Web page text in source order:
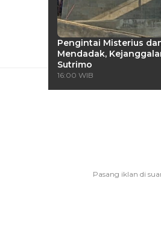
Pengintai Misterius
Mendadak,
Sutrimo
16:00 WIB